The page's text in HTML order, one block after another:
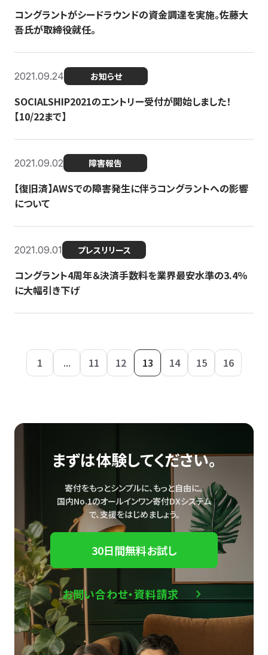
コングラントがシードラウンドの資金調達を実施。佐藤大
吾氏が取締役就任。
2021.09.24 お知らせ
SOCIALSHIP2021のエントリー受付が開始しました！
【10/22まで】
2021.09.02 障害報告
【復旧済】AWSでの障害発生に伴うコングラントへの影響
について
2021.09.01 プレスリリース
コングラント4周年＆決済手数料を業界最安水準の3.4％
に大幅引き下げ
1 ... 11 12 13 14 15 16
まずは体験してください。
寄付をもっとシンプルに、もっと自由に。
国内No.1のオールインワン寄付DXシステム
で、支援をはじめましょう。
30日間無料お試し
お問い合わせ・資料請求